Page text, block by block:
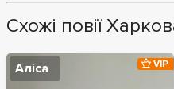
Схожі повії
Аліса VIP